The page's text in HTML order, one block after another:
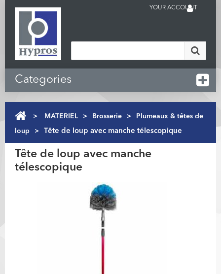
YOUR ACCOUNT
Categories
> MATERIEL > Brosserie > Plumeaux & têtes de
loup > Tête de loup avec manche télescopique
Tête de loup avec manche
télescopique